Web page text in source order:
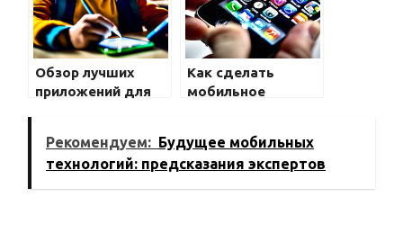
Обзор лучших
приложений для
смартфоне
Как сделать
мобильное
Рекомендуем: Будущее мобильных
технологий: предсказания экспертов